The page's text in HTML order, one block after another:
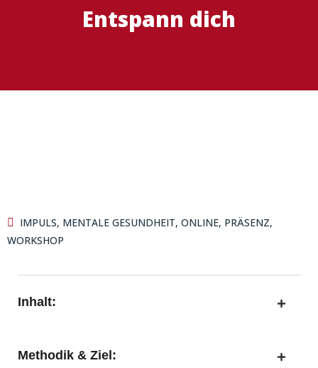
Entspann dich
IMPULS, MENTALE GESUNDHEIT, ONLINE, PRÄSENZ,
WORKSHOP
Inhalt:
Methodik & Ziel: